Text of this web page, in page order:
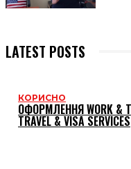
LATEST POSTS
КОРИСНО
ОФОРМЛЕННЯ WORK &
TRAVEL & VISA SERVICES